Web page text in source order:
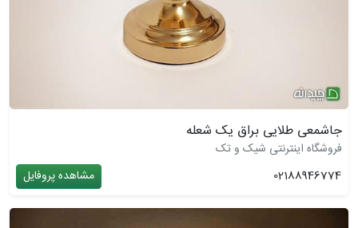
جاشمعی طلایی براق یک شعله
فروشگاه اینترنتی شیک و تک
02188946774
مشاهده پروفایل